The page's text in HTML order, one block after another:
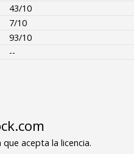
43/10
7/10
93/10
--
acepta la licencia.